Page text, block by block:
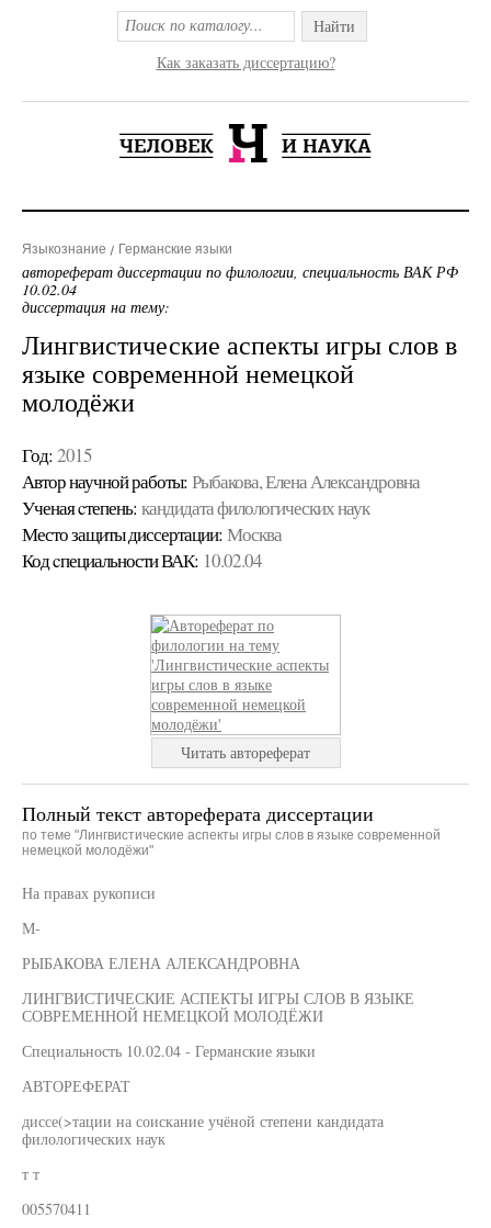
Найти
Как заказать диссертацию?
Языкознание Германские языки
автореферат диссертации по филологии, специальность ВАК РФ
10.02.04
диссертация на тему:
Лингвистические аспекты игры слов в
языке современной немецкой
молодёжи
Год: 2015
Автор научной работы: Рыбакова, Елена Александровна
Ученая cтепень: кандидата филологических наук
Место защиты диссертации: Москва
Код cпециальности ВАК: 10.02.04
Читать автореферат
Полный текст автореферата диссертации
по теме "Лингвистические аспекты игры слов в языке современной
немецкой молодёжи"
На правах рукописи
М-
РЫБАКОВА ЕЛЕНА АЛЕКСАНДРОВНА
ЛИНГВИСТИЧЕСКИЕ АСПЕКТЫ ИГРЫ СЛОВ В ЯЗЫКЕ
СОВРЕМЕННОЙ НЕМЕЦКОЙ МОЛОДЁЖИ
Специальность 10.02.04 - Германские языки
АВТОРЕФЕРАТ
диссе(>тации на соискание учёной степени кандидата
филологических наук
т т
005570411